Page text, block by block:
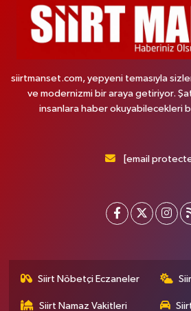
siirtmanset.com, yepyeni temasıyla
ve modernizmi bir araya getiriyor.
insanlara haber okuyabilecekleri
[email
Siirt Nöbetçi Eczaneler
Siirt Namaz Vakitleri